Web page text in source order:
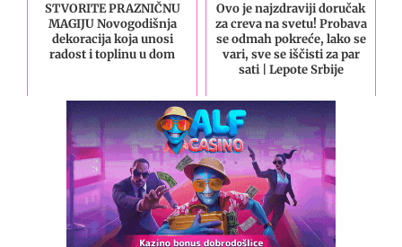
STVORITE PRAZNIČNU
MAGIJU Novogodišnja
dekoracija koja unosi
radost i toplinu u dom
Ovo je najzdraviji doručak
za creva na svetu! Probava
se odmah pokreće, lako se
vari, sve se iščisti za par
sati | Lepote Srbije